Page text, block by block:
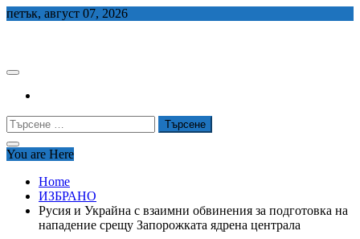
Skip
петък, август 07, 2026
Търсене
за:
You are Here
Home
ИЗБРАНО
Русия и Украйна с взаимни обвинения за подготовка на
нападение срещу Запорожката ядрена централа